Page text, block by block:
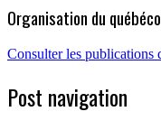
Organisation du
Consulter les publications
Post navigation